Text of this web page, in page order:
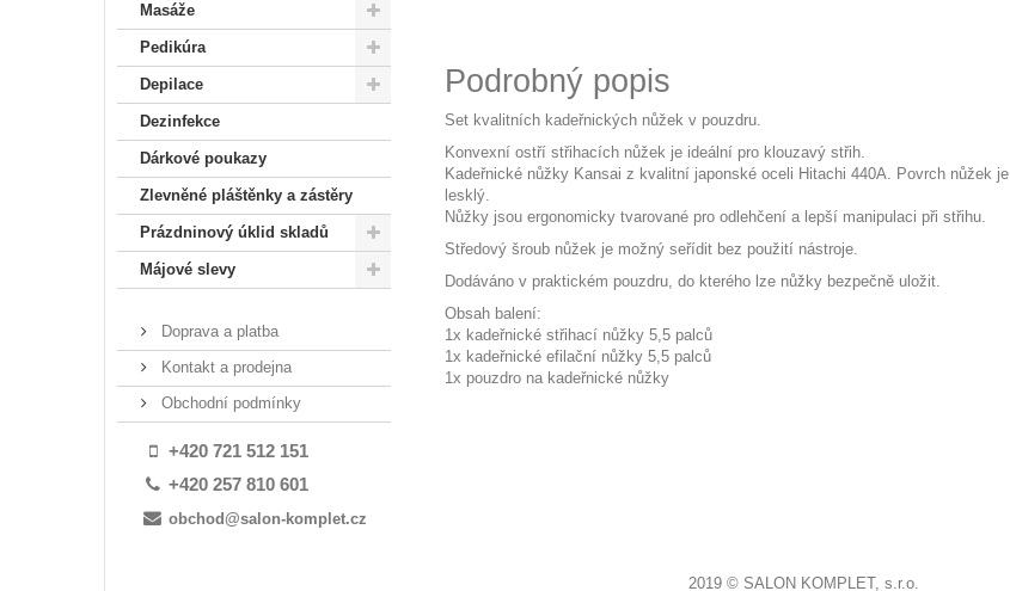
Masáže
Pedikúra
Depilace
Dezinfekce
Dárkové poukazy
Zlevněné pláštěnky a zástěry
Prázdninový úklid skladů
Májové slevy
Doprava a platba
Kontakt a prodejna
Obchodní podmínky
+420 721 512 151
+420 257 810 601
obchod@salon-komplet.cz
Podrobný popis
Set kvalitních kadeřnických nůžek v pouzdru.
Konvexní ostří střihacích nůžek je ideální pro klouzavý střih.
Kadeřnické nůžky Kansai z kvalitní japonské oceli Hitachi 440A. Povrch nůžek je
lesklý.
Nůžky jsou ergonomicky tvarované pro odlehčení a lepší manipulaci při střihu.
Středový šroub nůžek je možný seřídit bez použití nástroje.
Dodáváno v praktickém pouzdru, do kterého lze nůžky bezpečně uložit.
Obsah balení:
1x kadeřnické střihací nůžky 5,5 palců
1x kadeřnické efilační nůžky 5,5 palců
1x pouzdro na kadeřnické nůžky
2019 © SALON KOMPLET, s.r.o.